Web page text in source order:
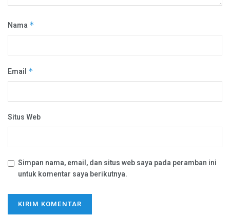
Nama *
Email *
Situs Web
Simpan nama, email, dan situs web saya pada peramban ini
untuk komentar saya berikutnya.